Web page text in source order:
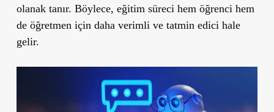
olanak tanır. Böylece, eğitim süreci hem öğrenci hem
de öğretmen için daha verimli ve tatmin edici hale
gelir.